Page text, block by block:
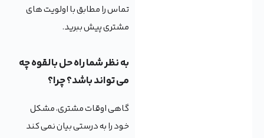
تماس را مطابق با اولویت های
مشتری پیش ببرید.
به نظر شما راه حل بالقوه چه
می تواند باشد؟ چرا؟
گاهی اوقات مشتری، مشکل
خود را به درستی بیان نمی کند